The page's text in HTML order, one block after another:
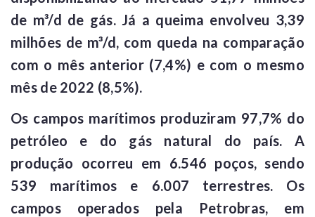
de m³/d de gás. Já a queima envolveu 3,39
milhões de m³/d, com queda na comparação
com o mês anterior (7,4%) e com o mesmo
mês de 2022 (8,5%).
Os campos marítimos produziram 97,7% do
petróleo e do gás natural do país. A
produção ocorreu em 6.546 poços, sendo
539 marítimos e 6.007 terrestres. Os
campos operados pela Petrobras, em